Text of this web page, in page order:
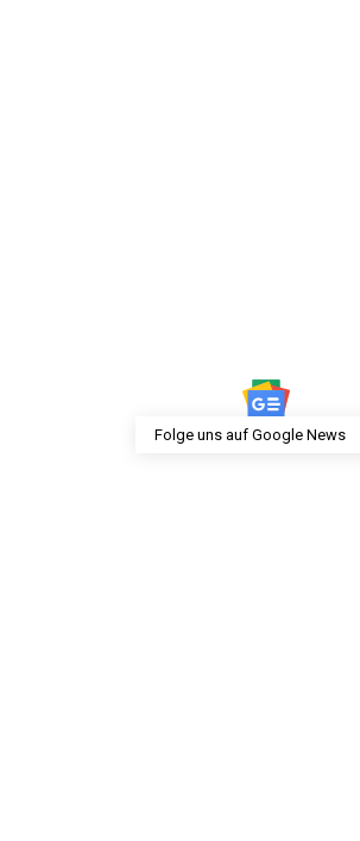
Folge uns auf Google News